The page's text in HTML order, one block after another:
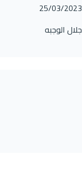
25/03/2023
جلال الوجبه